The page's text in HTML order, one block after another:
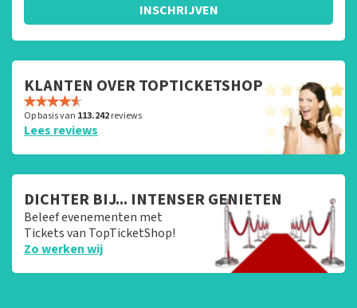
INSCHRIJVEN
KLANTEN OVER TOPTICKETSHOP
Op basis van 113.242reviews
Lees reviews
DICHTER BIJ... INTENSER GENIETEN
Beleef evenementen met
Tickets van TopTicketShop!
Zo werken wij